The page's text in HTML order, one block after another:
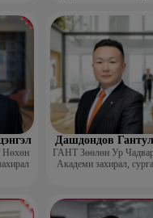
Нөхөн
Дашдондов
ГАНТ Зөөлөн Ур
Академи захирал,